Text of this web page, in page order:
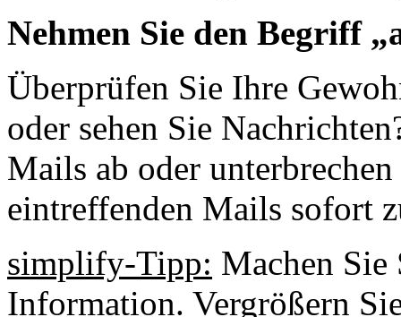
Nehmen Sie den Begriff
Überprüfen Sie Ihre
oder sehen Sie
Mails ab oder
eintreffenden Mails sofort
simplify-Tipp: Machen Sie
Information. Vergrößern